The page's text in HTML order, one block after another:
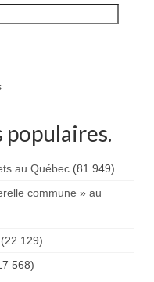
populaires.
au Québec (81 949)
commune » au
(22 129)
568)